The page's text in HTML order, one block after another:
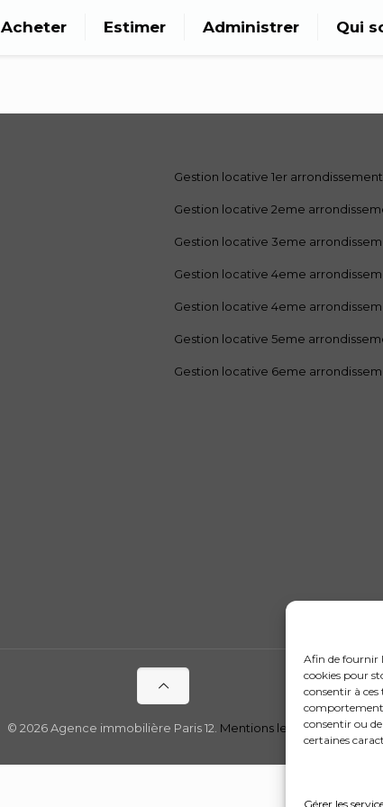
Afin de fournir
cookies pour
consentir à
comportement
consentir ou
certaines
Gérer les
Acheter Estimer Administrer Qui
Gestion locative 1er arrondissement
Gestion locative 2eme
Gestion locative 3eme
Gestion locative 4eme
Gestion locative 4eme
Gestion locative 5eme
Gestion locative 6eme
© 2026 Agence immobilière Paris 12. Mentions legales